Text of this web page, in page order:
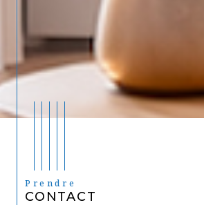
Prendre
CONTACT